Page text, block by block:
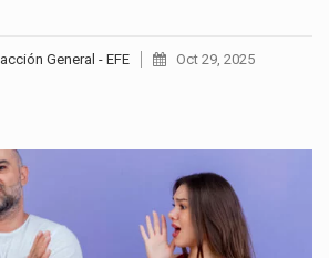
General - EFE Oct 29, 2025